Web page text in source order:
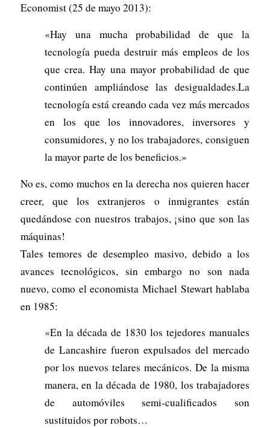
Economist (25 de mayo 2013):
«Hay una mucha probabilidad de que la
tecnología pueda destruir más empleos de los
que crea. Hay una mayor probabilidad de que
continúen ampliándose las desigualdades.La
tecnología está creando cada vez más mercados
en los que los innovadores, inversores y
consumidores, y no los trabajadores, consiguen
la mayor parte de los beneficios.»
No es, como muchos en la derecha nos quieren hacer
creer, que los extranjeros o inmigrantes están
quedándose con nuestros trabajos, ¡sino que son las
máquinas!
Tales temores de desempleo masivo, debido a los
avances tecnológicos, sin embargo no son nada
nuevo, como el economista Michael Stewart hablaba
en 1985:
«En la década de 1830 los tejedores manuales
de Lancashire fueron expulsados del mercado
por los nuevos telares mecánicos. De la misma
manera, en la década de 1980, los trabajadores
de automóviles semi-cualificados son
sustituidos por robots…